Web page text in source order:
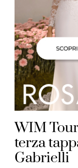
WIM
terza
Gabrielli